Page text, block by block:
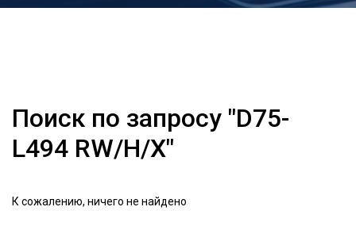
Поиск по запросу "D75-
L494 RW/H/X"
К сожалению, ничего не найдено